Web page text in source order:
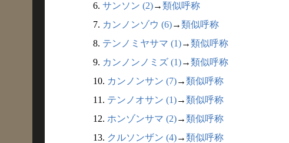
6. サンソン (2)→類似呼称
7. カンノンゾウ (6)→類似呼称
8. テンノミヤサマ (1)→類似呼称
9. カンノンノミズ (1)→類似呼称
10. カンノンサン (7)→類似呼称
11. テンノオサン (1)→類似呼称
12. ホンゾンサマ (2)→類似呼称
13. クルソンザン (4)→類似呼称